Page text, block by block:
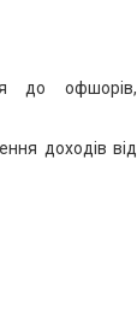
до офшорів,
доходів від